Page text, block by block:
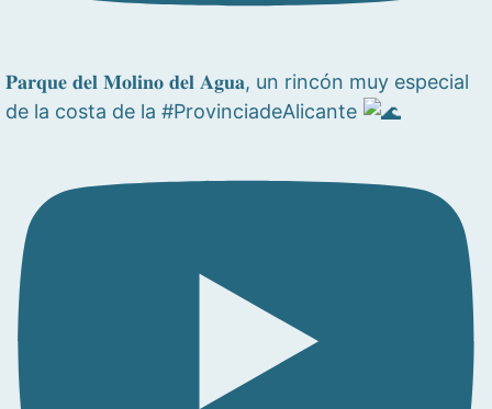
𝐏𝐚𝐫𝐪𝐮𝐞 𝐝𝐞𝐥 𝐌𝐨𝐥𝐢𝐧𝐨 𝐝𝐞𝐥 𝐀𝐠𝐮𝐚, un rincón muy especial
de la costa de la #ProvinciadeAlicante